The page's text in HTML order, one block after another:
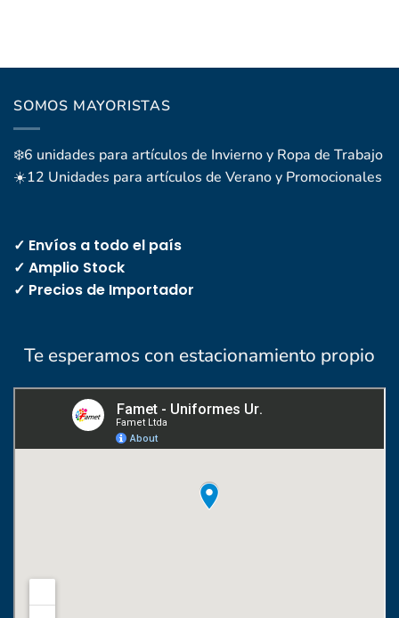
SOMOS MAYORISTAS
❄️6 unidades para artículos de Invierno y Ropa de Trabajo
☀️12 Unidades para artículos de Verano y Promocionales
✓ Envíos a todo el país
✓ Amplio Stock
✓ Precios de Importador
Te esperamos con estacionamiento propio